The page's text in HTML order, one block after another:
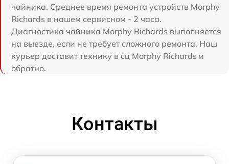
чайника. Среднее время ремонта устройств Morphy
Richards в нашем сервисном - 2 часа.
Диагностика чайника Morphy Richards выполняется
на выезде, если не требует сложного ремонта. Наш
курьер доставит технику в сц Morphy Richards и
обратно.
Контакты